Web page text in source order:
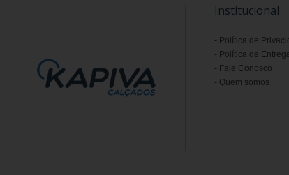
Institucional
Política de
Política de
Fale Conosco
Quem somos